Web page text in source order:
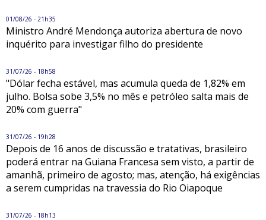
01/08/26 - 21h35
Ministro André Mendonça autoriza abertura de novo
inquérito para investigar filho do presidente
31/07/26 - 18h58
"Dólar fecha estável, mas acumula queda de 1,82% em
julho. Bolsa sobe 3,5% no mês e petróleo salta mais de
20% com guerra"
31/07/26 - 19h28
Depois de 16 anos de discussão e tratativas, brasileiro
poderá entrar na Guiana Francesa sem visto, a partir de
amanhã, primeiro de agosto; mas, atenção, há exigências
a serem cumpridas na travessia do Rio Oiapoque
31/07/26 - 18h13